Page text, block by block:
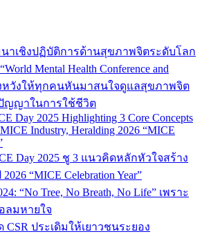
าเชิงปฏิบัติการด้านสุขภาพจิตระดับโลก
Mental Health Conference and
งหวังให้ทุกคนหันมาสนใจดูแลสุขภาพจิต
ญญาในการใช้ชีวิต
Day 2025 Highlighting 3 Core Concepts
Industry, Heralding 2026 “MICE
Day 2025 ชู 3 แนวคิดหลักหัวใจสร้าง
“MICE Celebration Year”
“No Tree, No Breath, No Life” เพราะ
ลมหายใจ
CSR ประเดิมให้เยาวชนระยอง